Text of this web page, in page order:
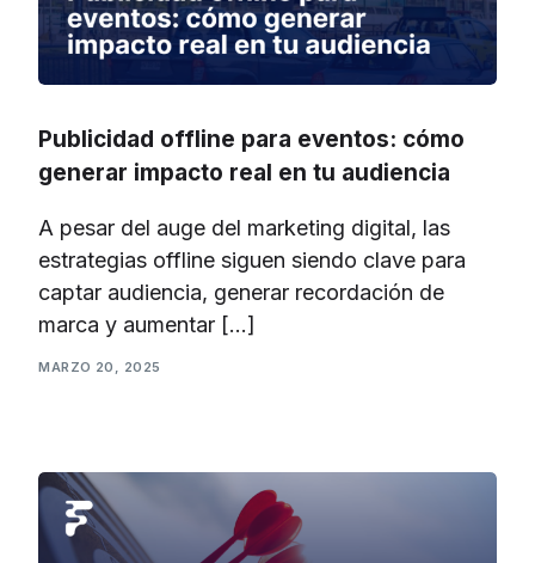
Publicidad offline para eventos: cómo
generar impacto real en tu audiencia
A pesar del auge del marketing digital, las
estrategias offline siguen siendo clave para
captar audiencia, generar recordación de
marca y aumentar […]
MARZO 20, 2025